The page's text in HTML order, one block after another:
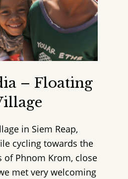
– Floating
in Siem Reap,
cycling towards the
of Phnom Krom, close
met very welcoming